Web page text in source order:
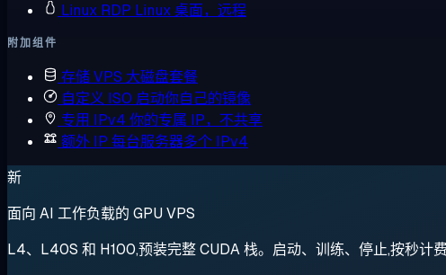
Linux RDP Linux 桌面，远程
附加组件
存储 VPS 大磁盘套餐
自定义 ISO 启动你自己的镜像
专用 IPv4 你的专属 IP，不共享
额外 IP 每台服务器多个 IPv4
新
面向 AI 工作负载的 GPU VPS
L4、L40S 和 H100,预装完整 CUDA 栈。启动、训练、停止,按秒计费